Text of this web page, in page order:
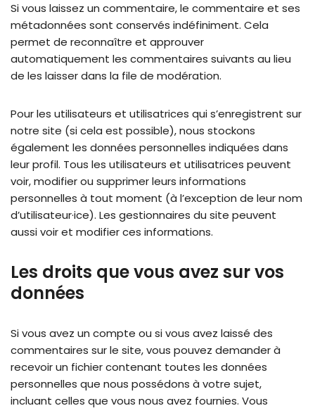
Si vous laissez un commentaire, le commentaire et ses
métadonnées sont conservés indéfiniment. Cela
permet de reconnaître et approuver
automatiquement les commentaires suivants au lieu
de les laisser dans la file de modération.
Pour les utilisateurs et utilisatrices qui s’enregistrent sur
notre site (si cela est possible), nous stockons
également les données personnelles indiquées dans
leur profil. Tous les utilisateurs et utilisatrices peuvent
voir, modifier ou supprimer leurs informations
personnelles à tout moment (à l’exception de leur nom
d’utilisateur·ice). Les gestionnaires du site peuvent
aussi voir et modifier ces informations.
Les droits que vous avez sur vos
données
Si vous avez un compte ou si vous avez laissé des
commentaires sur le site, vous pouvez demander à
recevoir un fichier contenant toutes les données
personnelles que nous possédons à votre sujet,
incluant celles que vous nous avez fournies. Vous